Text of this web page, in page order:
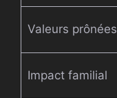
Valeurs prônées
Impact familial